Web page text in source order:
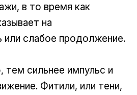
в то время как
на
или слабое продолжение.
сильнее импульс и
Фитили, или тени,